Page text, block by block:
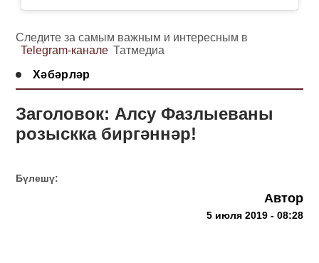
Следите за самым важным и интересным в
Telegram-канале Татмедиа
Хәбәрләр
Заголовок: Алсу Фазлыеваны
розыскка биргәннәр!
Бүлешү:
Автор
5 июля 2019 - 08:28